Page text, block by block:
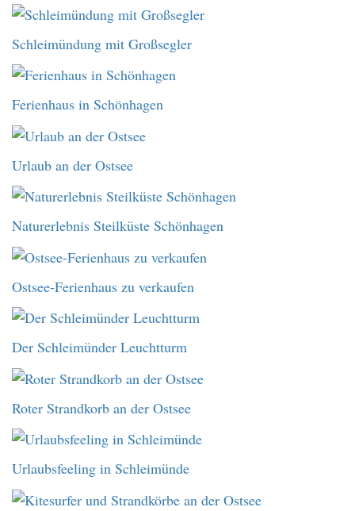
Schleimündung mit Großsegler
Ferienhaus in Schönhagen
Urlaub an der Ostsee
Naturerlebnis Steilküste Schönhagen
Ostsee-Ferienhaus zu verkaufen
Der Schleimünder Leuchtturm
Roter Strandkorb an der Ostsee
Urlaubsfeeling in Schleimünde